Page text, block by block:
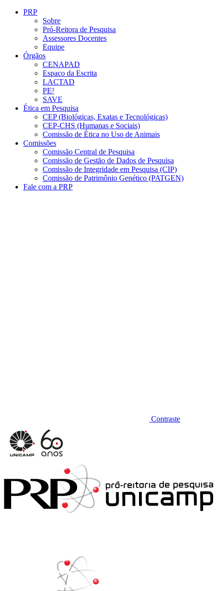
Conteúdo principal
PRP
Sobre
Pró-Reitora de Pesquisa
Assessores Docentes
Equipe
Órgãos
CENAPAD
Espaço da Escrita
LACTAD
PE²
SAVE
Ética em Pesquisa
CEP (Biológicas, Exatas e Tecnológicas)
CEP-CHS (Humanas e Sociais)
Comissão de Ética no Uso de Animais
Comissões
Comissão Central de Pesquisa
Comissão de Gestão de Dados de Pesquisa
Comissão de Integridade em Pesquisa (CIP)
Comissão de Patrimônio Genético (PATGEN)
Fale com a PRP
Contraste